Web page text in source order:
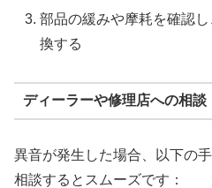
部品の緩みや摩耗を確認
換する
ディーラーや修理店への相談
異音が発生した場合、以下の
相談するとスムーズです：